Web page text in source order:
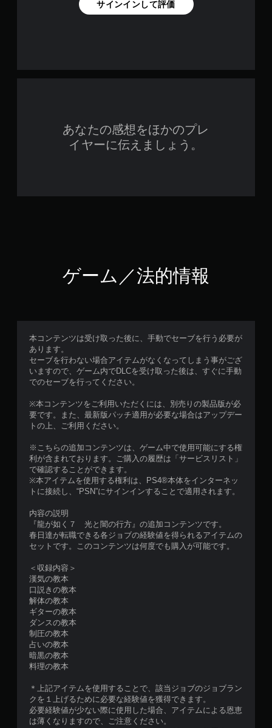
サインインして評価
あなたの感想をほかのプレ
イヤーに伝えましょう。
ゲーム／法的情報
本コンテンツは受け取った後に、手動でセーブを行う必要が
あります。
セーブを行わない場合アイテムがなくなってしまう事がござ
いますので、ゲーム内でDLCを受け取った後は、すぐに手動
でのセーブを行ってください。
※本コンテンツをご利用いただくには、別売りの製品版が必
要です。また、最新版パッチ適用が必要な場合はアップデー
トの上、ご利用ください。
※こちらの追加コンテンツは、ゲーム中で使用可能にする権
利が含まれております。ご購入の履歴は「サービスリスト」
で確認することができます。
※本アイテムを使用する権利は、PS4®本体をインターネッ
トに接続し、“PSN”にサインインすることで適用されます。
内容の説明
『龍が如く７ 光と闇の行方』の追加コンテンツです。
春日達が転職できる各ジョブの経験値を得られるアイテムの
セットです。このコンテンツは何度でも購入が可能です。
＜収録内容＞
漢気の教本
口説きの教本
解体の教本
ギターの教本
ダンスの教本
制圧の教本
占いの教本
暗黒の教本
料理の教本
＊上記アイテムを使用することで、該当ジョブのジョブラン
クを１上げるために必要な経験値を獲得できます。
必要経験値が少ない際に使用した場合、アイテムによる恩恵
は薄くなりますので、ご注意ください。